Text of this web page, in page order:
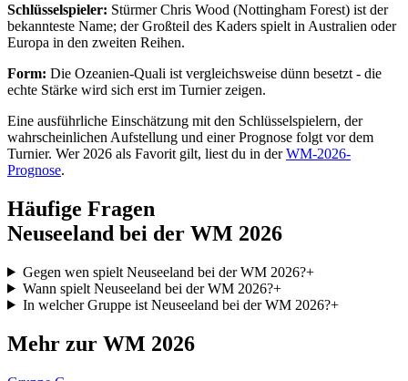
Schlüsselspieler: Stürmer Chris Wood (Nottingham Forest) ist der
bekannteste Name; der Großteil des Kaders spielt in Australien oder
Europa in den zweiten Reihen.
Form: Die Ozeanien-Quali ist vergleichsweise dünn besetzt - die
echte Stärke wird sich erst im Turnier zeigen.
Eine ausführliche Einschätzung mit den Schlüsselspielern, der
wahrscheinlichen Aufstellung und einer Prognose folgt vor dem
Turnier. Wer 2026 als Favorit gilt, liest du in derWM-2026-
Prognose.
Häufige Fragen
Neuseeland bei der WM 2026
Gegen wen spielt Neuseeland bei der WM 2026?+
Wann spielt Neuseeland bei der WM 2026?+
In welcher Gruppe ist Neuseeland bei der WM 2026?+
Mehr zur WM 2026